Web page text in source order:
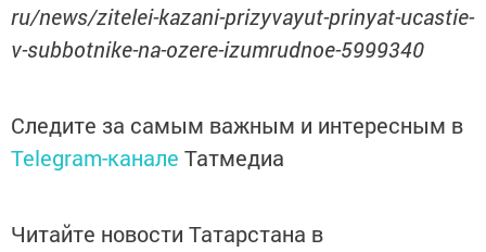
ru/news/zitelei-kazani-prizyvayut-prinyat-ucastie-
v-subbotnike-na-ozere-izumrudnoe-5999340
Следите за самым важным и интересным в
Telegram-канале Татмедиа
Читайте новости Татарстана в